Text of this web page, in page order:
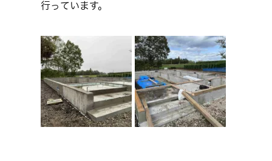
行っています。